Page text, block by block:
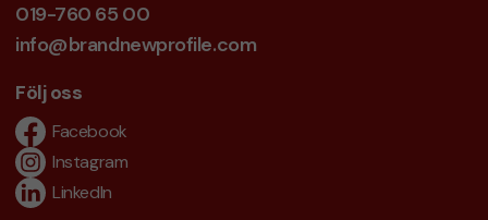
019-760 65 00
info@brandnewprofile.com
Följ oss
Facebook
Instagram
LinkedIn